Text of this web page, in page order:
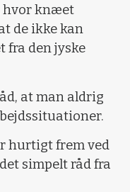
hvor knæet
de ikke kan
fra den jyske
at man aldrig
hurtigt frem ved
simpelt råd fra